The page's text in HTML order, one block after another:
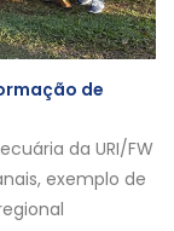
de
da URI/FW
exemplo de